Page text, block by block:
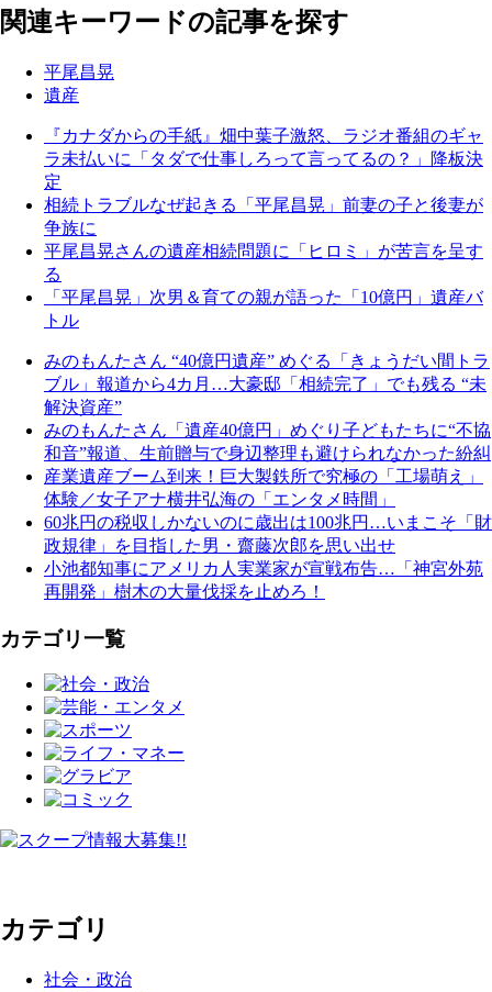
関連キーワードの記事を探す
平尾昌晃
遺産
『カナダからの手紙』畑中葉子激怒、ラジオ番組のギャ
ラ未払いに「タダで仕事しろって言ってるの？」降板決
定
相続トラブルなぜ起きる「平尾昌晃」前妻の子と後妻が
争族に
平尾昌晃さんの遺産相続問題に「ヒロミ」が苦言を呈す
る
「平尾昌晃」次男＆育ての親が語った「10億円」遺産バ
トル
みのもんたさん “40億円遺産” めぐる「きょうだい間トラ
ブル」報道から4カ月…大豪邸「相続完了」でも残る “未
解決資産”
みのもんたさん「遺産40億円」めぐり子どもたちに“不協
和音”報道、生前贈与で身辺整理も避けられなかった紛糾
産業遺産ブーム到来！巨大製鉄所で究極の「工場萌え」
体験／女子アナ横井弘海の「エンタメ時間」
60兆円の税収しかないのに歳出は100兆円…いまこそ「財
政規律」を目指した男・齋藤次郎を思い出せ
小池都知事にアメリカ人実業家が宣戦布告…「神宮外苑
再開発」樹木の大量伐採を止めろ！
カテゴリ一覧
カテゴリ
社会・政治